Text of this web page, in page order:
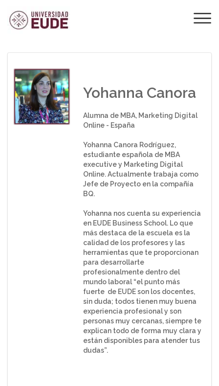
¿QUÉ OPINAN LOS
ALUMNOS SOBRE
Yohanna Canora
Alumna de MBA, Marketing Digital
Online - España
Yohanna Canora Rodríguez,
estudiante española de MBA
executive y Marketing Digital
Online. Actualmente trabaja como
Jefe de Proyecto en la compañía
BQ.
Yohanna nos cuenta su experiencia
en EUDE Business School. Lo que
más destaca de la escuela es la
calidad de los profesores y las
herramientas que te proporcionan
para desarrollarte
profesionalmente dentro del
mundo laboral “el punto más
fuerte de EUDE son los docentes,
sin duda; todos tienen muy buena
experiencia profesional y son
personas muy cercanas, siempre te
explican todo de forma muy clara y
están disponibles para atender tus
dudas”.